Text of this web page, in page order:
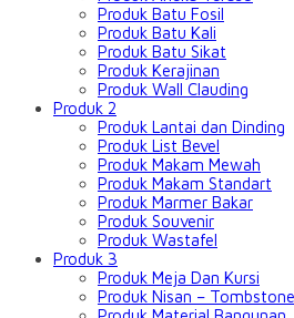
Produk Batu Fosil
Produk Batu Kali
Produk Batu Sikat
Produk Kerajinan
Produk Wall Clauding
Produk 2
Produk Lantai dan Dinding
Produk List Bevel
Produk Makam Mewah
Produk Makam Standart
Produk Marmer Bakar
Produk Souvenir
Produk Wastafel
Produk 3
Produk Meja Dan Kursi
Produk Nisan – Tombstone